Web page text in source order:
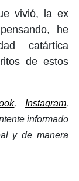
vivió, la ex
he
catártica
de estos
, Instagram,
informado
y de manera